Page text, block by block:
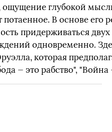
глубокой
потаенное. В основе его
придерживаться двух
одновременно.
которая
— это рабство", "Война